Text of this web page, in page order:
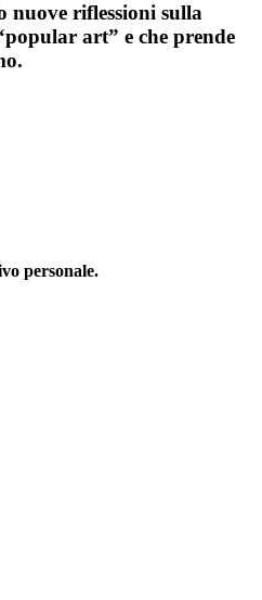
nuove riflessioni sulla
art” e che prende
personale.